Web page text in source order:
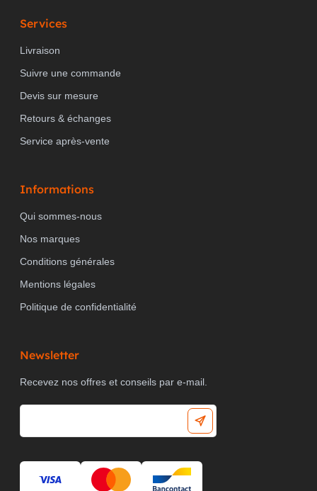
Services
Livraison
Suivre une commande
Devis sur mesure
Retours & échanges
Service après-vente
Informations
Qui sommes-nous
Nos marques
Conditions générales
Mentions légales
Politique de confidentialité
Newsletter
Recevez nos offres et conseils par e-mail.